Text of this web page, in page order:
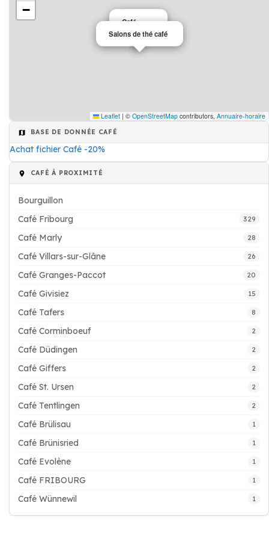
Café
Salons de thé café
−
Leaflet | © OpenStreetMap contributors, Annuaire-horaire
BASE DE DONNÉE CAFÉ
Achat fichier Café -20%
CAFÉ À PROXIMITÉ
Bourguillon
Café Fribourg
329
Café Marly 28
Café Villars-sur-Glâne 26
Café Granges-Paccot 20
Café Givisiez 15
Café Tafers 8
Café Corminboeuf 2
Café Düdingen 2
Café Giffers 2
Café St. Ursen 2
Café Tentlingen 2
Café Brülisau 1
Café Brünisried 1
Café Evolène 1
Café FRIBOURG 1
Café Wünnewil 1